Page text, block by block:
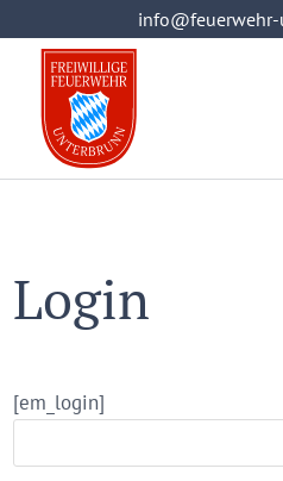
Login
[em_login]